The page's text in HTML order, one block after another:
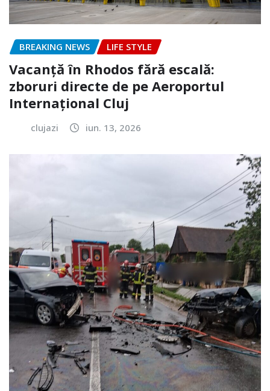
BREAKING NEWS LIFE STYLE
Vacanță în Rhodos fără escală:
zboruri directe de pe Aeroportul
Internațional Cluj
clujazi iun. 13, 2026